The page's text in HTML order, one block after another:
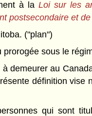
à la Loi sur les
postsecondaire et
("plan")
sous le
demeurer au
définition
qui sont